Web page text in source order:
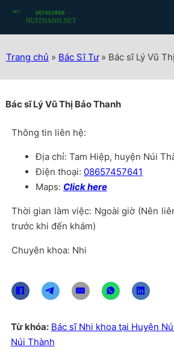
Trang chủ » Bác Sĩ Tư» Bác sĩ Lý Vũ
Bác sĩ Lý Vũ Thị Bảo Thanh
Thông tin liên hệ:
Địa chỉ: Tam Hiệp, huyện Núi
Điện thoại: 08657457641
Maps: Click here
Thời gian làm việc: Ngoài giờ (Nên
trước khi đến khám)
Chuyên khoa: Nhi
Từ khóa: Bác sĩ Nhi khoa tại Huyện
Núi Thành